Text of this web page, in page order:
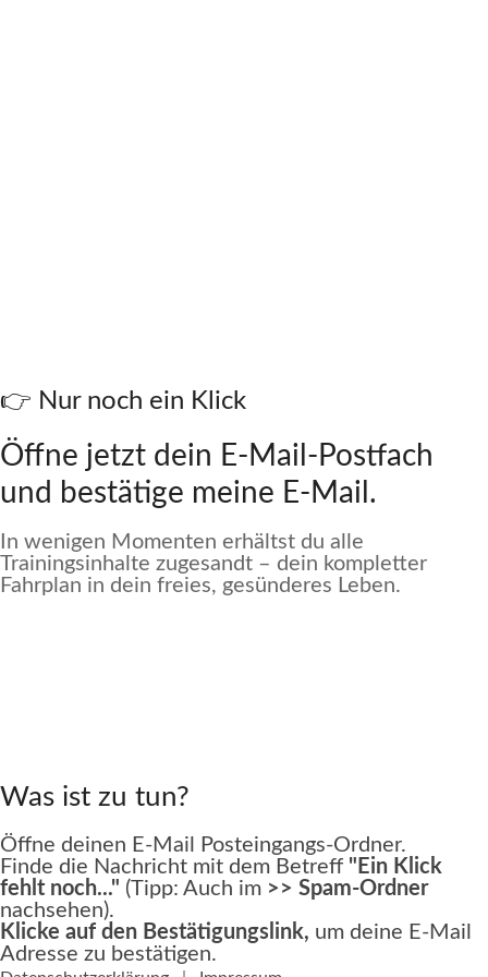
👉 Nur noch ein Klick
Öffne jetzt dein E-Mail-Postfach
und bestätige meine E-Mail.
In wenigen Momenten erhältst du alle
Trainingsinhalte zugesandt – dein kompletter
Fahrplan in dein freies, gesünderes Leben.
Was ist zu tun?
Öffne deinen E-Mail Posteingangs-Ordner.
Finde die Nachricht mit dem Betreff "Ein Klick
fehlt noch..." (Tipp: Auch im >> Spam-Ordner
nachsehen).
Klicke auf den Bestätigungslink, um deine E-Mail
Adresse zu bestätigen.